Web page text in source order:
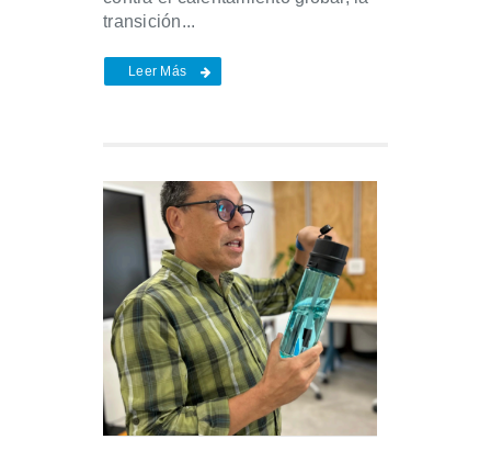
transición...
Leer Más